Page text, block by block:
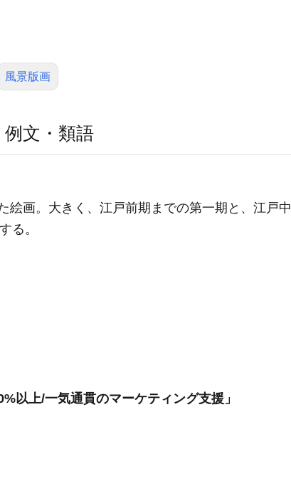
風景版画
例文・類語
絵画。大きく、江戸前期までの第一期と、江戸中
る。
以上/一気通貫のマーケティング支援」